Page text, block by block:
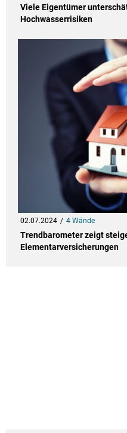
Viele Eigentümer
Hochwasserrisiken
02.07.2024 4 Wände
Trendbarometer zeigt
Elementarversicherungen